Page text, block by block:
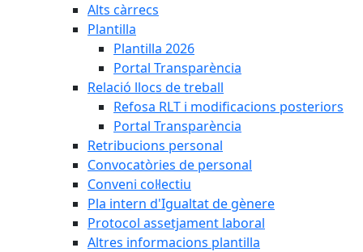
Alts càrrecs
Plantilla
Plantilla 2026
Portal Transparència
Relació llocs de treball
Refosa RLT i modificacions posteriors
Portal Transparència
Retribucions personal
Convocatòries de personal
Conveni col·lectiu
Pla intern d'Igualtat de gènere
Protocol assetjament laboral
Altres informacions plantilla